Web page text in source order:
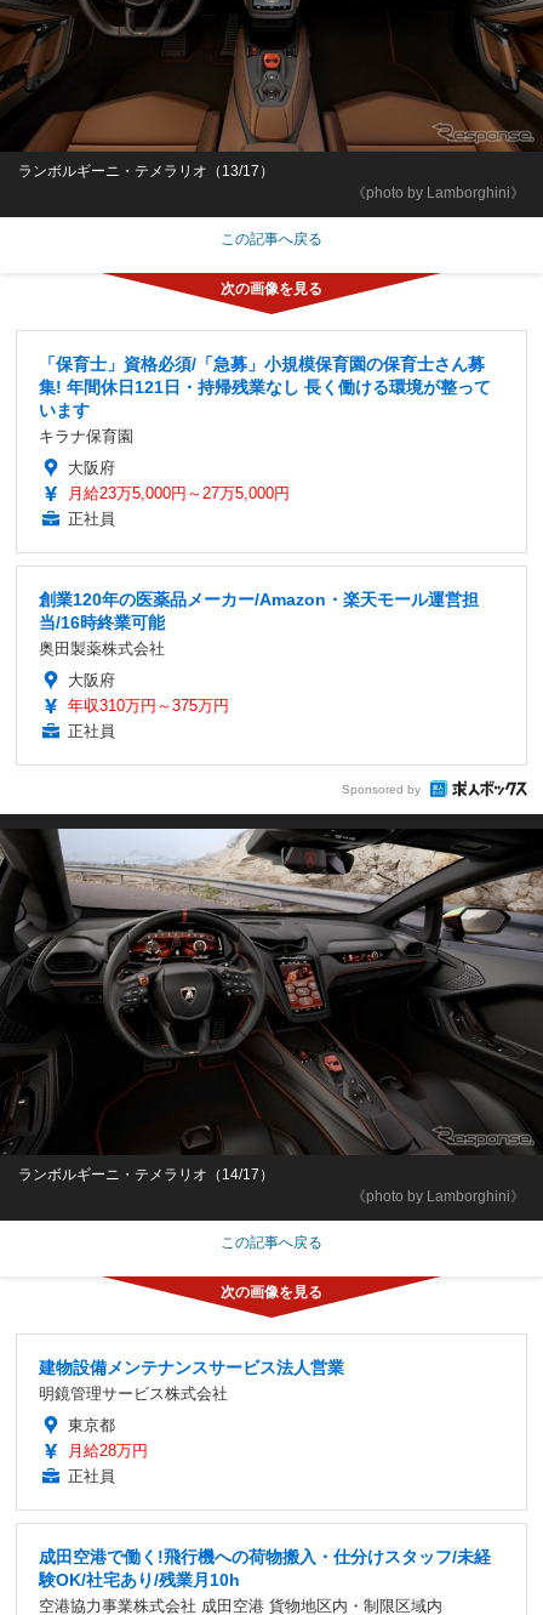
《photo by Lamborghini》
ランボルギーニ・テメラリオ（13/17）
この記事へ戻る
「保育士」資格必須/「急募」小規模保育園の保育士さん募
集! 年間休日121日・持帰残業なし 長く働ける環境が整って
います
キラナ保育園
大阪府
月給23万5,000円～27万5,000円
正社員
創業120年の医薬品メーカー/Amazon・楽天モール運営担
当/16時終業可能
奥田製薬株式会社
大阪府
年収310万円～375万円
正社員
Sponsored by
《photo by Lamborghini》
ランボルギーニ・テメラリオ（14/17）
この記事へ戻る
建物設備メンテナンスサービス法人営業
明鏡管理サービス株式会社
東京都
月給28万円
正社員
成田空港で働く!飛行機への荷物搬入・仕分けスタッフ/未経
験OK/社宅あり/残業月10h
空港協力事業株式会社 成田空港 貨物地区内・制限区域内